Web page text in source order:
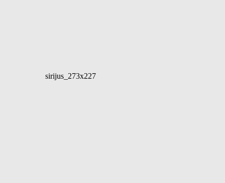
sirijus_273x227